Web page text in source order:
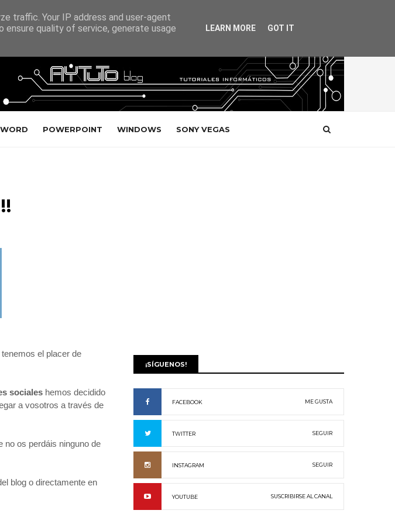
WORD POWERPOINT WINDOWS SONY VEGAS
el placer de
sociales hemos decidido
a vosotros a través de
no os perdáis ninguno de
blog o directamente en
¡SÍGUENOS!
FACEBOOK ME GUSTA
TWITTER SEGUIR
INSTAGRAM SEGUIR
YOUTUBE SUSCRIBIRSE AL CANAL
traffic. Your IP address and user-agent
quality of service, generate usage
LEARN MORE GOT IT